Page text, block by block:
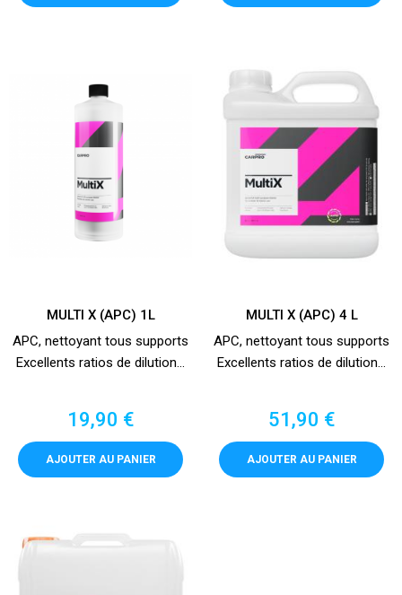
MULTI X (APC) 1L
APC, nettoyant tous supports
Excellents ratios de dilution...
Prix
19,90 €
AJOUTER AU PANIER
MULTI X (APC) 4 L
APC, nettoyant tous supports
Excellents ratios de dilution...
Prix
51,90 €
AJOUTER AU PANIER